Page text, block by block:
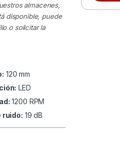
almacenes,
disponible, puede
o solicitar la
120 mm
LED
1200 RPM
ruido: 19 dB